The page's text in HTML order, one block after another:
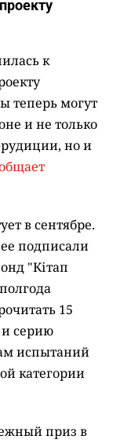
к
теперь могут
и не только
но и
в сентябре.
подписали
"Кітап
15
и серию
испытаний
категории
приз в